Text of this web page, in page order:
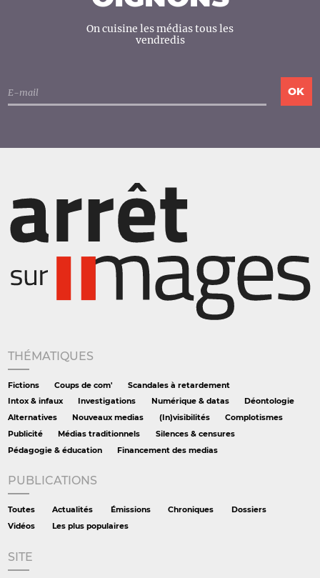
On cuisine les médias tous les
vendredis
THÉMATIQUES
Fictions Coups de com'
Scandales à retardement
Intox & infaux
Investigations Numérique & datas
Déontologie
Alternatives
Nouveaux medias (In)visibilités
Complotismes
Publicité
Médias traditionnels
Silences & censures
Pédagogie & éducation
Financement des medias
PUBLICATIONS
Toutes Actualités Émissions Chroniques
Dossiers
Vidéos
Les plus populaires
SITE